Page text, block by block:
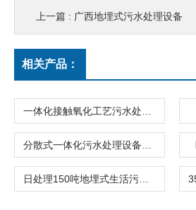
上一篇 : 广西地埋式污水处理设备
相关产品：